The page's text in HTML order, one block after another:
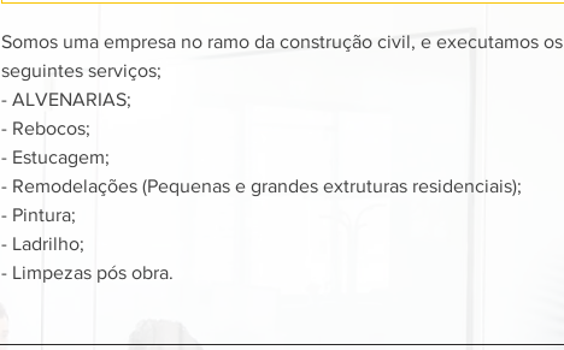
Somos uma empresa no ramo da construção civil, e executamos os
seguintes serviços;
- ALVENARIAS;
- Rebocos;
- Estucagem;
- Remodelações (Pequenas e grandes extruturas residenciais);
- Pintura;
- Ladrilho;
- Limpezas pós obra.